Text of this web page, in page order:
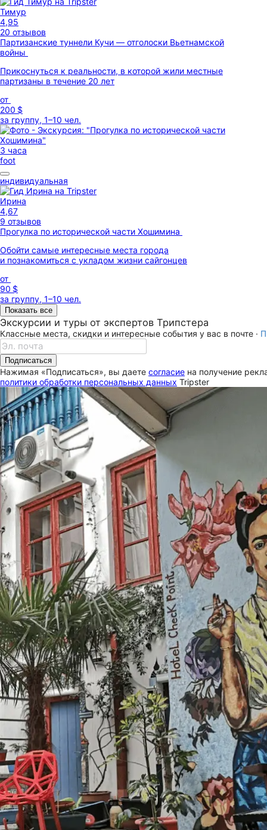
Тимур
4,95
20 отзывов
Партизанские туннели Кучи — отголоски Вьетнамской
войны
Прикоснуться к реальности, в которой жили местные
партизаны в течение 20 лет
от
200 $
за группу, 1–10 чел.
3 часа
foot
индивидуальная
Ирина
4,67
9 отзывов
Прогулка по исторической части Хошимина
Обойти самые интересные места города
и познакомиться с укладом жизни сайгонцев
от
90 $
за группу, 1–10 чел.
Показать все
Экскурсии и туры от экспертов Трипстера
Классные места, скидки и интересные события у вас в почте ·
Подписаться
Нажимая «Подписаться», вы даете согласие на получение
политики обработки персональных данных Tripster